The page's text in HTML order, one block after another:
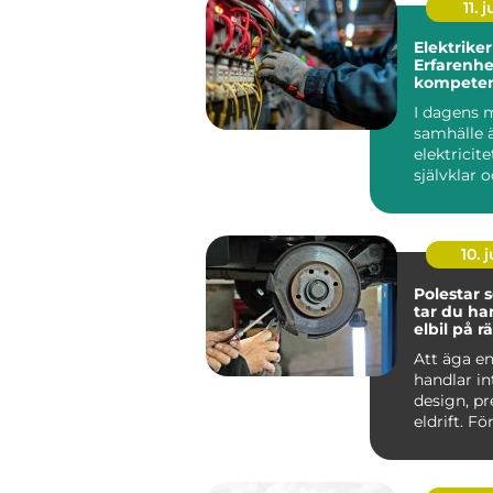
11.
I dagens
samhälle
självklar
v&ar...
10.
Polestar
tar du
elbil på
Att äga
handlar
design,
eldrift.